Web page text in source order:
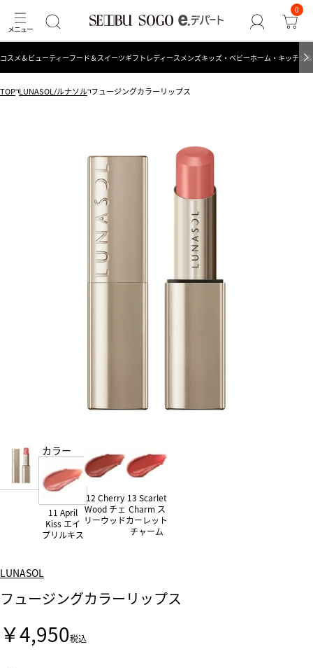
0
コスメ＆ビューティーフード＆スイーツギフト レディース メンズキッズ・ベビーホーム・キッチン
TOP LUNASOL/ルナソル フュージングカラーリップス
カラー
11 April
Kiss エイ
プリルキス
12 Cherry
Wood チェ
リーウッド
13 Scarlet
Charm ス
カーレット
チャーム
LUNASOL
フュージングカラーリップス
￥4,950税込